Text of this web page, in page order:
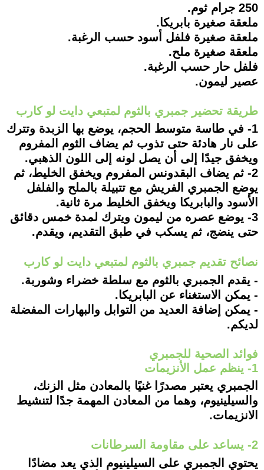
250 جرام ثوم.
ملعقة صغيرة بابريكا.
ملعقة صغيرة فلفل أسود حسب الرغبة.
ملعقة صغيرة ملح.
فلفل حار حسب الرغبة.
عصير ليمون.
طريقة تحضير جمبري بالثوم لمتبعي دايت لو كارب
1- في طاسة متوسط الحجم، يوضع بها الزبدة وتترك
على نار هادئة حتى تذوب ثم يضاف الثوم المفروم
ويخفق جيدًا إلى أن يصل لونه إلى اللون الذهبي.
2- ثم يضاف البقدونس المفروم ويخفق الخليط، ثم
يوضع الجمبري الفريش مع تتبيلة بالملح والفلفل
الأسود والبابريكا ويخفق الخليط مرة ثانية.
3- يوضع عصره من ليمون ويترك لمدة خمس دقائق
حتى ينضج، ثم يسكب في طبق التقديم، ويقدم.
نصائح تقديم جمبري بالثوم لمتبعي دايت لو كارب
- يقدم الجمبري بالثوم مع سلطة خضراء وشوربة.
- يمكن الاستغناء عن البابريكا.
- يمكن إضافة العديد من التوابل والبهارات المفضلة
لديكم.
فوائد الصحية للجمبري
1- ينظم عمل الأنزيمات
الجمبري يعتبر مصدرًا غنيًا بالمعادن مثل الزنك،
والسيلينيوم، وهما من المعادن المهمة جدًا لتنشيط
الانزيمات.
2- يساعد على مقاومة السرطانات
يحتوي الجمبري على السيلينيوم الذي يعد مضادًا